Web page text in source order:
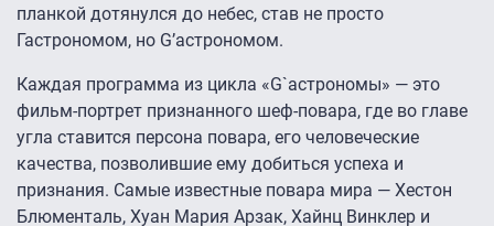
планкой дотянулся до небес, став не просто
Гастрономом, но G’астрономом.
Каждая программа из цикла «G`астрономы» — это
фильм-портрет признанного шеф-повара, где во главе
угла ставится персона повара, его человеческие
качества, позволившие ему добиться успеха и
признания. Самые известные повара мира — Хестон
Блюменталь, Хуан Мария Арзак, Хайнц Винклер и